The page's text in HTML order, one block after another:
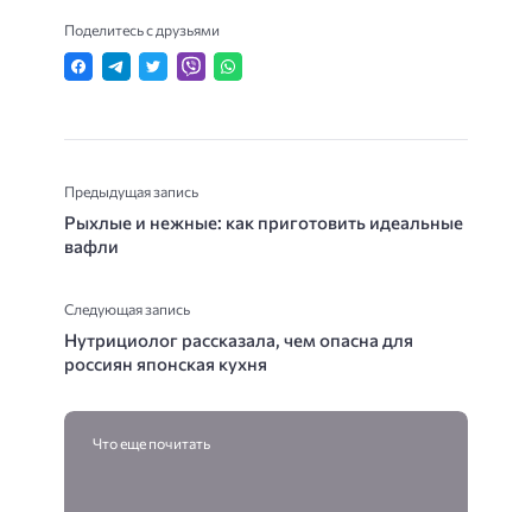
Поделитесь с друзьями
Предыдущая запись
Рыхлые и нежные: как приготовить идеальные
вафли
Следующая запись
Нутрициолог рассказала, чем опасна для
россиян японская кухня
Что еще почитать